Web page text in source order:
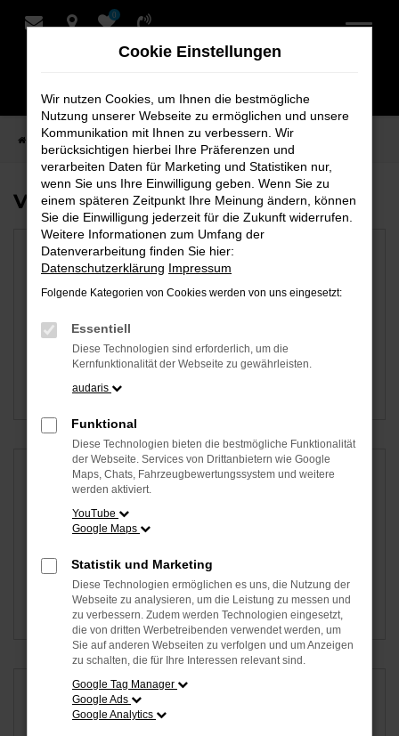
Zum
0
Startseite Bremervörde
Verfügbare Marken
Audi
Porsche Seat
Cookie Einstellungen
Wir nutzen Cookies, um Ihnen die bestmögliche
Nutzung unserer Webseite zu ermöglichen und unsere
Kommunikation mit Ihnen zu verbessern. Wir
berücksichtigen hierbei Ihre Präferenzen und
verarbeiten Daten für Marketing und Statistiken nur,
wenn Sie uns Ihre Einwilligung geben. Wenn Sie zu
einem späteren Zeitpunkt Ihre Meinung ändern, können
Sie die Einwilligung jederzeit für die Zukunft widerrufen.
Weitere Informationen zum Umfang der
Datenverarbeitung finden Sie hier:
Datenschutzerklärung Impressum
Folgende Kategorien von Cookies werden von uns eingesetzt:
Essentiell
Diese Technologien sind erforderlich, um die
Kernfunktionalität der Webseite zu gewährleisten.
audaris
Funktional
Diese Technologien bieten die bestmögliche Funktionalität
der Webseite. Services von Drittanbietern wie Google
Maps, Chats, Fahrzeugbewertungssystem und weitere
werden aktiviert.
YouTube
Google Maps
Statistik und Marketing
Diese Technologien ermöglichen es uns, die Nutzung der
Webseite zu analysieren, um die Leistung zu messen und
zu verbessern. Zudem werden Technologien eingesetzt,
die von dritten Werbetreibenden verwendet werden, um
Sie auf anderen Webseiten zu verfolgen und um Anzeigen
zu schalten, die für Ihre Interessen relevant sind.
Google Tag Manager
Google Ads
Google Analytics